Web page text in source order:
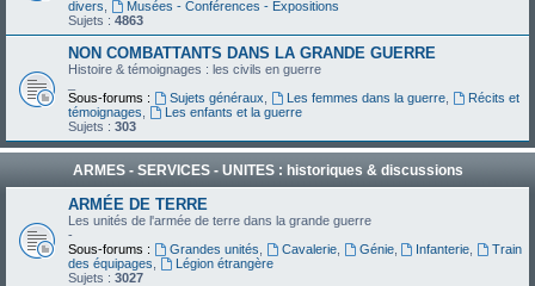
divers
Musées - Conférences - Expositions
Sujets : 4863
NON COMBATTANTS DANS LA GRANDE GUERRE
Histoire & témoignages : les civils en guerre
Sous-forums :
Sujets généraux Les femmes dans la guerre,
Récits et
témoignages
Les enfants et la guerre
Sujets : 303
ARMES - SERVICES - UNITES : historiques & discussions
ARMÉE DE TERRE
Les unités de l'armée de terre dans la grande guerre
-
Sous-forums :
Grandes unités Cavalerie, Génie, Infanterie
Train
des équipages
Légion étrangère
Sujets : 3027